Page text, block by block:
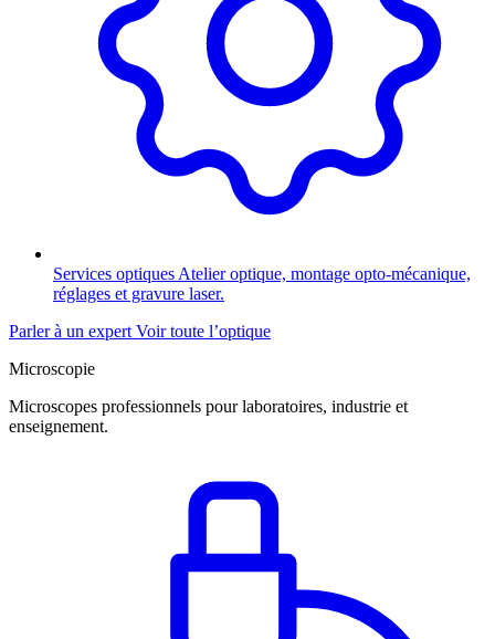
Services optiques Atelier optique, montage opto-mécanique,
réglages et gravure laser.
Parler à un expert Voir toute l’optique
Microscopie
Microscopes professionnels pour laboratoires, industrie et
enseignement.